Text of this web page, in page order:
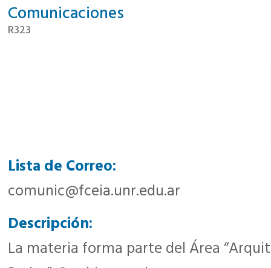
Comunicaciones
R323
Lista de Correo:
comunic@fceia.unr.edu.ar
Descripción:
La materia forma parte del Área